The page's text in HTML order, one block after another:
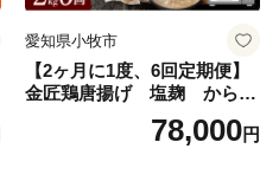
愛知県小牧市
【2ヶ月に1度、6回定期便】
金匠鶏唐揚げ 塩麹 からあ
78,000円